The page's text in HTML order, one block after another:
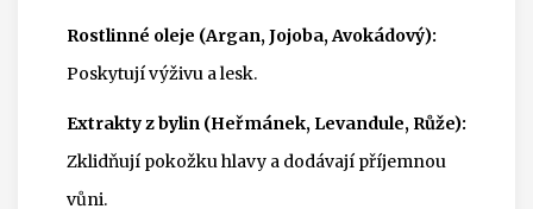
Rostlinné oleje (Argan, Jojoba, Avokádový):
Poskytují výživu a lesk.
Extrakty z bylin (Heřmánek, Levandule, Růže):
Zklidňují pokožku hlavy a dodávají příjemnou
vůni.